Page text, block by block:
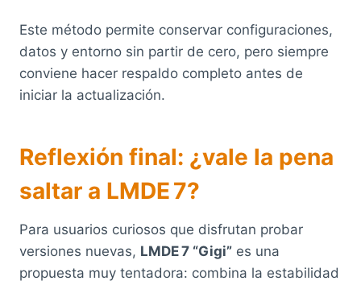
Este método permite conservar configuraciones,
datos y entorno sin partir de cero, pero siempre
conviene hacer respaldo completo antes de
iniciar la actualización.
Reflexión final: ¿vale la pena
saltar a LMDE 7?
Para usuarios curiosos que disfrutan probar
versiones nuevas, LMDE 7 “Gigi” es una
propuesta muy tentadora: combina la estabilidad